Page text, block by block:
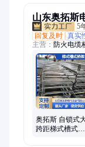
山东奥拓斯
5
回复及时 真实
主营： 防火电缆
锌电缆桥架、
架、网格电缆桥
奥拓斯 自锁式
跨距梯式槽式桥